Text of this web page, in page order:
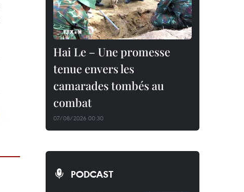
Hai Le – Une promesse
tenue envers les
camarades tombés au
combat
07/08/2026 00:30
PODCAST